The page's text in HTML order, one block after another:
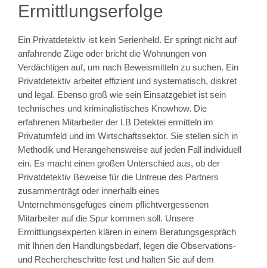
Ermittlungserfolge
Ein Privatdetektiv ist kein Serienheld. Er springt nicht auf
anfahrende Züge oder bricht die Wohnungen von
Verdächtigen auf, um nach Beweismitteln zu suchen. Ein
Privatdetektiv arbeitet effizient und systematisch, diskret
und legal. Ebenso groß wie sein Einsatzgebiet ist sein
technisches und kriminalistisches Knowhow. Die
erfahrenen Mitarbeiter der LB Detektei ermitteln im
Privatumfeld und im Wirtschaftssektor. Sie stellen sich in
Methodik und Herangehensweise auf jeden Fall individuell
ein. Es macht einen großen Unterschied aus, ob der
Privatdetektiv Beweise für die Untreue des Partners
zusammenträgt oder innerhalb eines
Unternehmensgefüges einem pflichtvergessenen
Mitarbeiter auf die Spur kommen soll. Unsere
Ermittlungsexperten klären in einem Beratungsgespräch
mit Ihnen den Handlungsbedarf, legen die Observations-
und Rechercheschritte fest und halten Sie auf dem